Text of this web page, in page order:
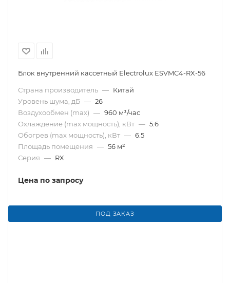
Блок внутренний кассетный Electrolux ESVMC4-RX-56
Страна производитель — Китай
Уровень шума, дБ — 26
Воздухообмен (max) — 960 м³/час
Охлаждение (max мощность), кВт — 5.6
Обогрев (max мощность), кВт — 6.5
Площадь помещения — 56 м²
Серия — RX
Цена по запросу
ПОД ЗАКАЗ